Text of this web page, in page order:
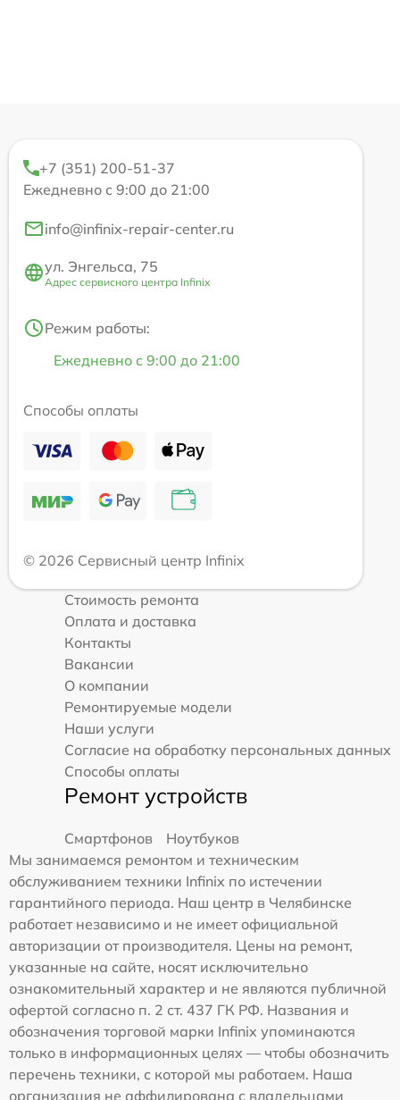
+7 (351) 200-51-37
Ежедневно с 9:00 до 21:00
info@infinix-repair-center.ru
ул. Энгельса, 75
Адрес сервисного центра Infinix
Режим работы:
Ежедневно с 9:00 до 21:00
Способы оплаты
© 2026 Сервисный центр Infinix
Стоимость ремонта
Оплата и доставка
Контакты
Вакансии
О компании
Ремонтируемые модели
Наши услуги
Согласие на обработку персональных данных
Способы оплаты
Ремонт устройств
Смартфонов
Ноутбуков
Мы занимаемся ремонтом и техническим
обслуживанием техники Infinix по истечении
гарантийного периода. Наш центр в Челябинске
работает независимо и не имеет официальной
авторизации от производителя. Цены на ремонт,
указанные на сайте, носят исключительно
ознакомительный характер и не являются публичной
офертой согласно п. 2 ст. 437 ГК РФ. Названия и
обозначения торговой марки Infinix упоминаются
только в информационных целях — чтобы обозначить
перечень техники, с которой мы работаем. Наша
организация не аффилирована с владельцами